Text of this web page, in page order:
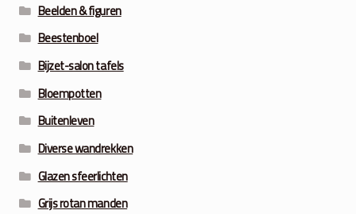
Beelden & figuren
Beestenboel
Bijzet-salon tafels
Bloempotten
Buitenleven
Diverse wandrekken
Glazen sfeerlichten
Grijs rotan manden